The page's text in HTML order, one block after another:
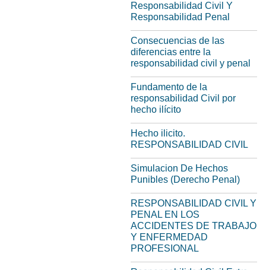
Responsabilidad Civil Y
Responsabilidad Penal
Consecuencias de las
diferencias entre la
responsabilidad civil y penal
Fundamento de la
responsabilidad Civil por
hecho ilícito
Hecho ilicito.
RESPONSABILIDAD CIVIL
Simulacion De Hechos
Punibles (Derecho Penal)
RESPONSABILIDAD CIVIL Y
PENAL EN LOS
ACCIDENTES DE TRABAJO
Y ENFERMEDAD
PROFESIONAL